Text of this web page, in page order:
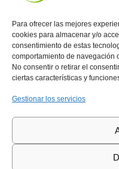
Para ofrecer las mejores
cookies para almacenar y/o
consentimiento de estas
comportamiento de navegación
No consentir o retirar el
ciertas características y
Gestionar los servicios
Conocenos
Vitae
l
Área